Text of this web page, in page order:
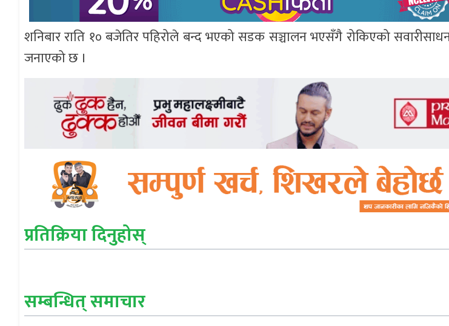
शनिबार राति १० बजेतिर पहिरोले बन्द भएको सडक सञ्चालन भएसँगै रोकिएको
जनाएको छ ।
प्रतिक्रिया दिनुहोस्
सम्बन्धित् समाचार